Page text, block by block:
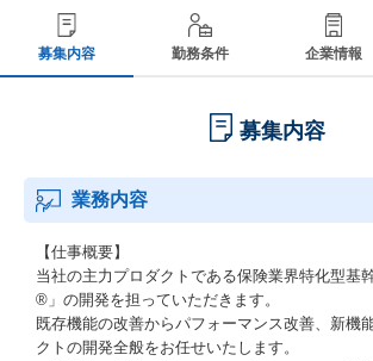
募集内容 勤務条件 企業情報
募集内容
業務内容
【仕事概要】
当社の主力プロダクトである保険業界特化型基
®」の開発を担っていただきます。
既存機能の改善からパフォーマンス改善、新機
クトの開発全般をお任せいたします。